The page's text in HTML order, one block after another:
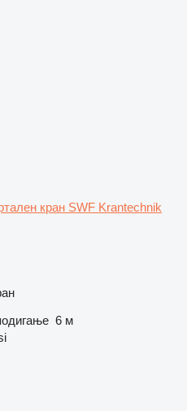
кран SWF Krantechnik
6 м